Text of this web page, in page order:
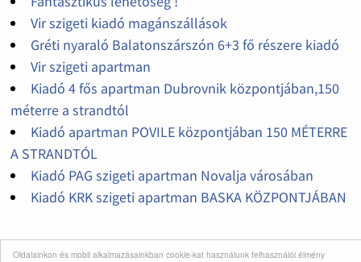
Oldalainkon és mobil alkalmazásainkban cookie-kat használunk felhasználói élmény
Vir szigeti kiadó magánszállások
Gréti nyaraló Balatonszárszón 6+3 fő részere kiadó
Vir szigeti apartman
Kiadó 4 fős apartman Dubrovnik központjában,150
méterre a strandtól
Kiadó apartman POVILE központjában 150 MÉTERRE
A STRANDTÓL
Kiadó PAG szigeti apartman Novalja városában
Kiadó KRK szigeti apartman BASKA KÖZPONTJÁBAN